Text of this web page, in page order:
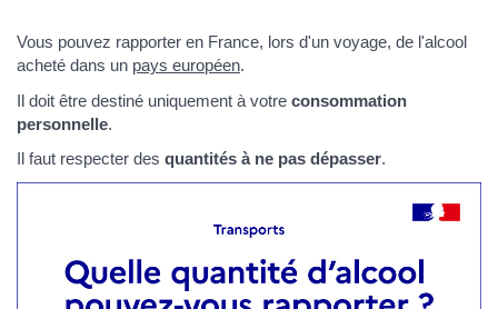
Vous pouvez rapporter en France, lors d'un voyage, de l'alcool
acheté dans un pays européen.
Il doit être destiné uniquement à votre consommation
personnelle.
Il faut respecter des quantités à ne pas dépasser.